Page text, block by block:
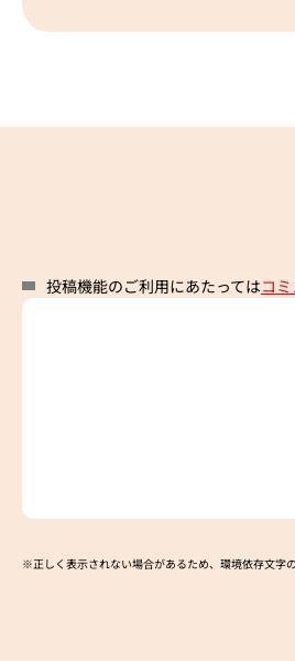
投稿機能のご利用にあたってはコ
※正しく表示されない場合があるため、環境依存文字